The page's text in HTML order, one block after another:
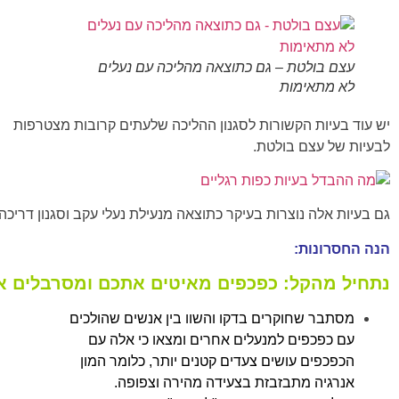
עצם בולטת – גם כתוצאה מהליכה עם נעלים
לא מתאימות
יש עוד בעיות הקשורות לסגנון ההליכה שלעתים קרובות מצטרפות
לבעיות של עצם בולטת.
גם בעיות אלה נוצרות בעיקר כתוצאה מנעילת נעלי עקב וסגנון
הנה החסרונות:
נתחיל מהקל: כפכפים מאיטים אתכם ומסרבלים
מסתבר שחוקרים בדקו והשוו בין אנשים שהולכים
עם כפכפים למנעלים אחרים ומצאו כי אלה עם
הכפכפים עושים צעדים קטנים יותר, כלומר המון
אנרגיה מתבזבזת בצעידה מהירה וצפופה.